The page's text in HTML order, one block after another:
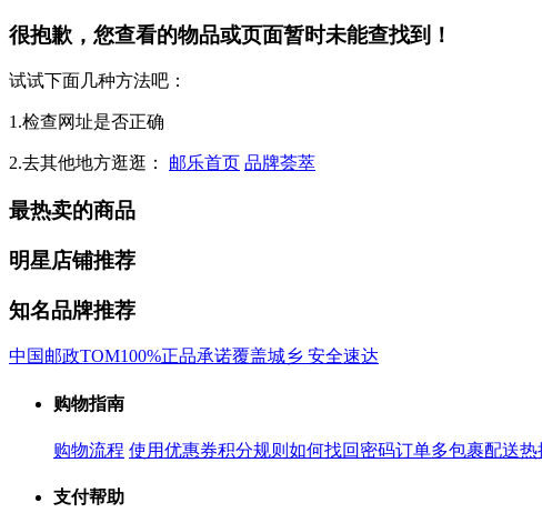
很抱歉，您查看的物品或页面暂时未能查找到！
试试下面几种方法吧：
1.检查网址是否正确
2.去其他地方逛逛： 邮乐首页 品牌荟萃
最热卖的商品
明星店铺推荐
知名品牌推荐
中国邮政TOM100%正品承诺覆盖城乡 安全速达
购物指南
购物流程 使用优惠券积分规则 如何找回密码订单多包裹配送热
支付帮助